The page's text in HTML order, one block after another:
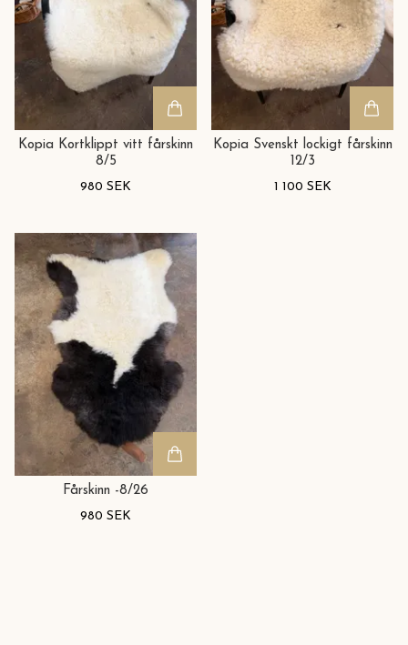
Kopia Kortklippt vitt fårskinn
8/5
980 SEK
Kopia Svenskt lockigt fårskinn
12/3
1 100 SEK
Fårskinn -8/26
980 SEK